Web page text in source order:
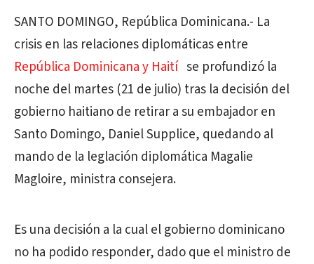
SANTO DOMINGO, República Dominicana.- La
crisis en las relaciones diplomáticas entre
República Dominicana y Haití se profundizó la
noche del martes (21 de julio) tras la decisión del
gobierno haitiano de retirar a su embajador en
Santo Domingo, Daniel Supplice, quedando al
mando de la leglación diplomática Magalie
Magloire, ministra consejera.
Es una decisión a la cual el gobierno dominicano
no ha podido responder, dado que el ministro de